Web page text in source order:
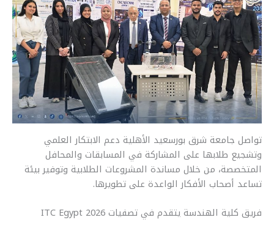
b
o
o
k
e
n
g
e
r
s
A
p
p
l
L
i
n
k
e
تواصل جامعة شرق بورسعيد الأهلية دعم الابتكار العلمي
وتشجيع طلابها على المشاركة في المسابقات والمحافل
المتخصصة، من خلال مساندة المشروعات الطلابية وتوفير بيئة
تساعد أصحاب الأفكار الواعدة على تطويرها.
فريق كلية الهندسة يتقدم في تصفيات ITC Egypt 2026